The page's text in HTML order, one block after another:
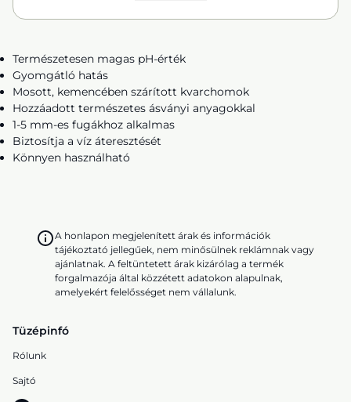
Természetesen magas pH-érték
Gyomgátló hatás
Mosott, kemencében szárított kvarchomok
Hozzáadott természetes ásványi anyagokkal
1-5 mm-es fugákhoz alkalmas
Biztosítja a víz áteresztését
Könnyen használható
A honlapon megjelenített árak és információk
tájékoztató jellegűek, nem minősülnek reklámnak vagy
ajánlatnak. A feltüntetett árak kizárólag a termék
forgalmazója által közzétett adatokon alapulnak,
amelyekért felelősséget nem vállalunk.
Tüzépinfó
Rólunk
Sajtó